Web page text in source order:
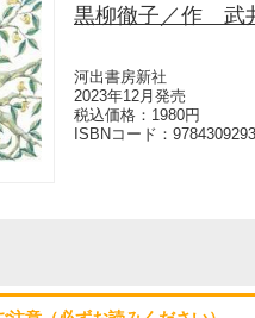
黒柳徹子／作 武
河出書房新社
2023年12月発売
税込価格：1980円
ISBNコード：